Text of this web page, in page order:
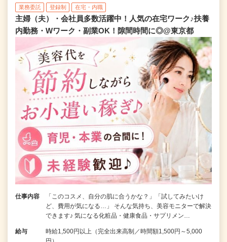
業務委託 登録制 在宅・内職
主婦（夫）・会社員多数活躍中！人気の在宅ワーク♪扶養
内勤務・Wワーク・副業OK！隙間時間に◎@東京都
仕事内容
「このコスメ、自分の肌に合うかな？」「試してみたいけ
ど、費用が気になる…」 そんな気持ち、美容モニターで解決
できます♪ 気になる化粧品・健康食品・サプリメン…
給与
時給1,500円以上（完全出来高制／時間額1,500円～5,000